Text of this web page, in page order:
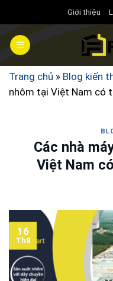
đến
nội
dung
Giới thiệu
Trang chủ » Blog kiến
nhôm tại Việt Nam có
Các nhà
Việt Nam
16
Th8